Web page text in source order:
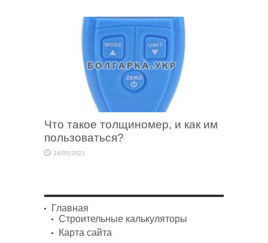
Что такое толщиномер, и как им
пользоваться?
24/05/2021
Главная
Строительные калькуляторы
Карта сайта